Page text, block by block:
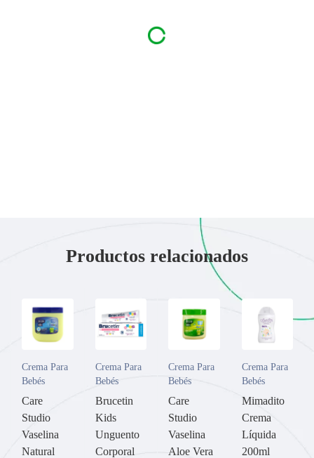
Productos relacionados
Crema Para
Bebés
Care
Studio
Vaselina
Natural
Crema Para
Bebés
Brucetin
Kids
Unguento
Corporal
Crema Para
Bebés
Care
Studio
Vaselina
Aloe Vera
Crema Para
Bebés
Mimadito
Crema
Líquida
200ml